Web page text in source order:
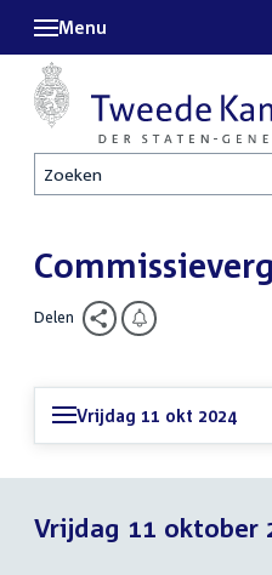
Zoeken
Menu
Delen
Vrijdag 11 okt 2024
Vrijdag 11 oktober